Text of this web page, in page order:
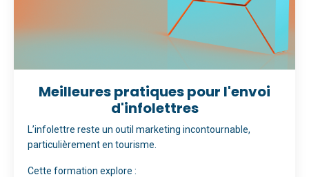
Meilleures pratiques pour l'envoi
d'infolettres
L’infolettre reste un outil marketing incontournable,
particulièrement en tourisme.
Cette formation explore :